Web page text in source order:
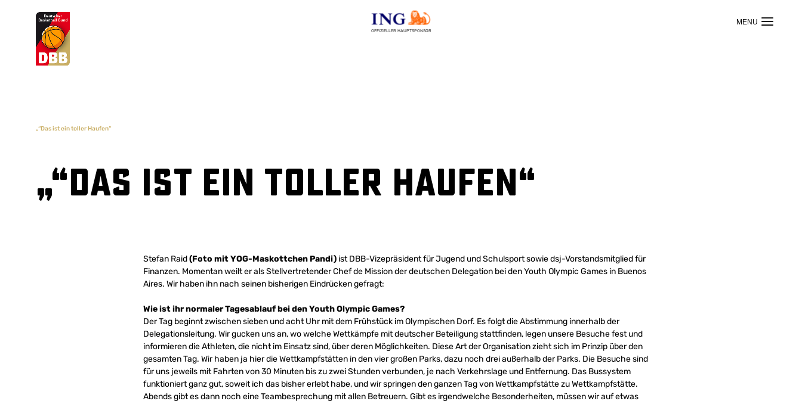
OFFIZIELLER HAUPTSPONSOR
Suchvorschläge
„“Das ist ein toller Haufen“
„“Das ist ein toller Haufen“
Stefan Raid(Foto mit YOG-Maskottchen Pandi) ist DBB-Vizepräsident für Jugend und Schulsport sowie dsj-Vorstandsmitglied für
Finanzen. Momentan weilt er als Stellvertretender Chef de Mission der deutschen Delegation bei den Youth Olympic Games in Buenos
Aires. Wir haben ihn nach seinen bisherigen Eindrücken gefragt:
Wie ist ihrnormaler Tagesablauf bei den Youth Olympic Games?
Der Tag beginnt zwischen sieben und acht Uhr mit dem Frühstück im Olympischen Dorf. Es folgt die Abstimmung innerhalb der
Delegationsleitung. Wir gucken uns an, wo welche Wettkämpfe mit deutscher Beteiligung stattfinden, legen unsere Besuche fest und
informieren die Athleten, die nicht im Einsatz sind, über deren Möglichkeiten. Diese Art der Organisation zieht sich im Prinzip über den
gesamten Tag. Wir haben ja hier die Wettkampfstätten in den vier großen Parks, dazu noch drei außerhalb der Parks. Die Besuche sind
für uns jeweils mit Fahrten von 30 Minuten bis zu zwei Stunden verbunden, je nach Verkehrslage und Entfernung. Das Bussystem
funktioniert ganz gut, soweit ich das bisher erlebt habe, und wir springen den ganzen Tag von Wettkampfstätte zu Wettkampfstätte.
Abends gibt es dann noch eine Teambesprechung mit allen Betreuern. Gibt es irgendwelche Besonderheiten, müssen wir auf etwas